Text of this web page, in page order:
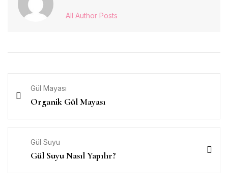
All Author Posts
Gül Mayası
Organik Gül Mayası
Gül Suyu
Gül Suyu Nasıl Yapılır?